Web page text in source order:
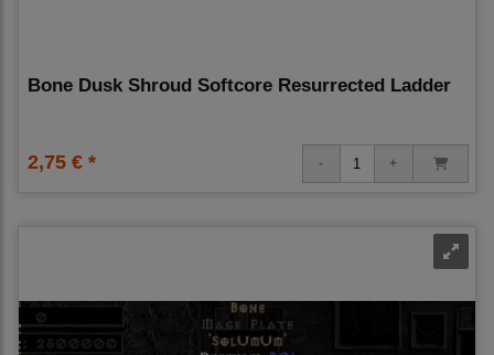
Bone Dusk Shroud Softcore Resurrected Ladder
2,75 € *